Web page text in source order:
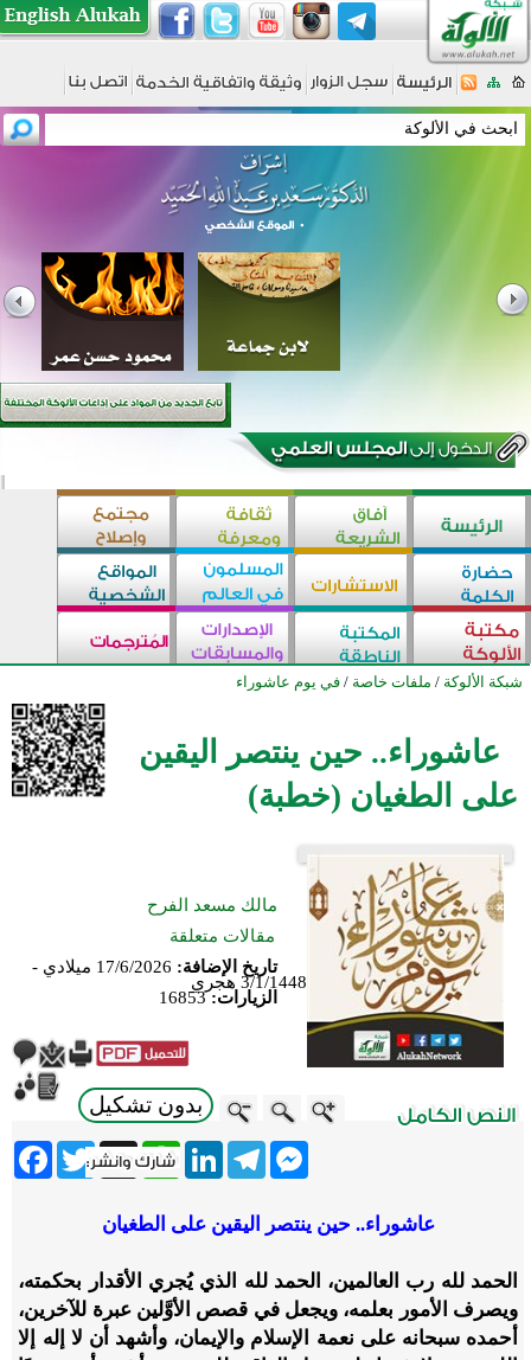
شبكة الألوكة / ملفات خاصة / في يوم عاشوراء
عاشوراء.. حين ينتصر اليقين
على الطغيان (خطبة)
مالك مسعد الفرح
مقالات متعلقة
تاريخ الإضافة:
17/6/2026 ميلادي -
3/1/1448 هجري
الزيارات:16853
بدون تشكيل
Twitter X
WhatsApp
LinkedInTelegram
Messenger
عاشوراء.. حين ينتصر اليقين على الطغيان
الحمد لله رب العالمين، الحمد لله الذي يُجري الأقدار بحكمته،
ويصرف الأمور بعلمه، ويجعل في قصص الأوَّلين عبرة للآخرين،
أحمده سبحانه على نعمة الإسلام والإيمان، وأشهد أن لا إله إلا